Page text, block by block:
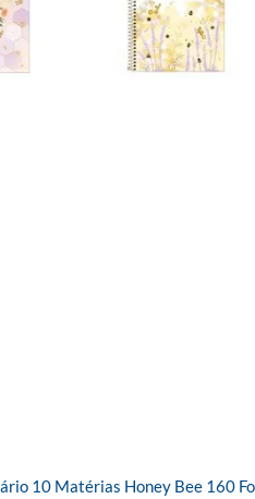
10 Matérias Honey Bee 160